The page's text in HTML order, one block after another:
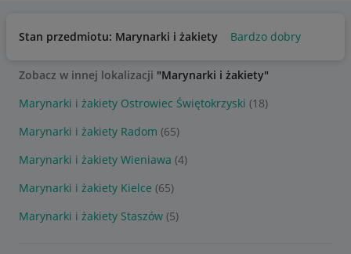
Stan przedmiotu: Marynarki i żakiety Bardzo dobry
Zobacz w innej lokalizacji "Marynarki i żakiety"
Marynarki i żakiety Ostrowiec Świętokrzyski (18)
Marynarki i żakiety Radom (65)
Marynarki i żakiety Wieniawa (4)
Marynarki i żakiety Kielce (65)
Marynarki i żakiety Staszów (5)